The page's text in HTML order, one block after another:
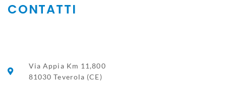
CONTATTI
Via Appia Km 11,800
81030 Teverola (CE)